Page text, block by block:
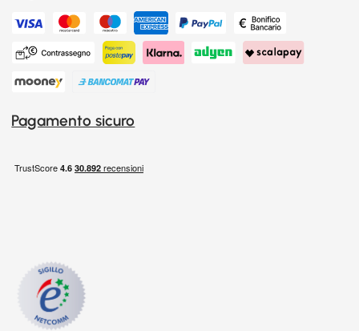
Pagamento sicuro